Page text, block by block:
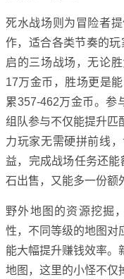
死水战场则为冒险者
作，适合各类节奏的
启的三场战场，无论
17万金币，胜场更是
累357-462万金币。参
组队参与不仅能提升匹
力玩家无需硬拼前线
益，完成战场任务还
石出售，又能多一份额
野外地图的资源挖掘
性，不同等级的地图对
能大幅提升赚钱效率。
地图，这里的小怪不仅